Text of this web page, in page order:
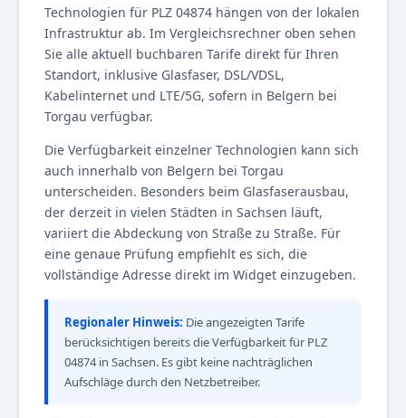
Technologien für PLZ 04874 hängen von der lokalen
Infrastruktur ab. Im Vergleichsrechner oben sehen
Sie alle aktuell buchbaren Tarife direkt für Ihren
Standort, inklusive Glasfaser, DSL/VDSL,
Kabelinternet und LTE/5G, sofern in Belgern bei
Torgau verfügbar.
Die Verfügbarkeit einzelner Technologien kann sich
auch innerhalb von Belgern bei Torgau
unterscheiden. Besonders beim Glasfaserausbau,
der derzeit in vielen Städten in Sachsen läuft,
variiert die Abdeckung von Straße zu Straße. Für
eine genaue Prüfung empfiehlt es sich, die
vollständige Adresse direkt im Widget einzugeben.
Regionaler Hinweis: Die angezeigten Tarife
berücksichtigen bereits die Verfügbarkeit für PLZ
04874 in Sachsen. Es gibt keine nachträglichen
Aufschläge durch den Netzbetreiber.